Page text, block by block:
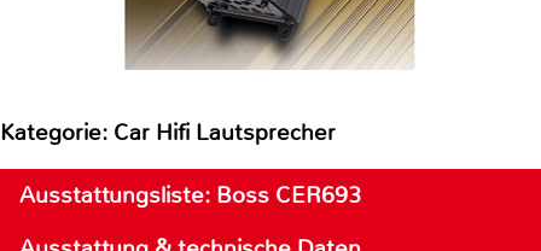
Kategorie: Car Hifi Lautsprecher
Ausstattungsliste: Boss CER693